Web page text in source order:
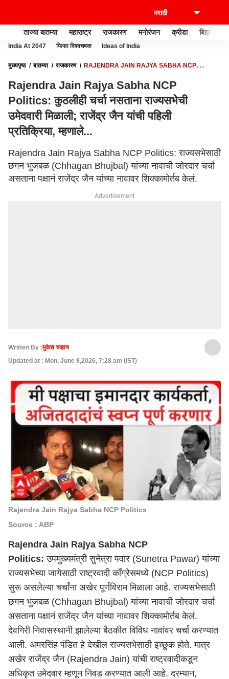
ताज्या बातम्या महाराष्ट्र राजकारण मनोरंजन क्रीडा बिझनेस
India At 2047 फिफा विश्वचषक Ideas of India
मुख्यपृष्ठ बातम्या राजकारण
RAJENDRA JAIN RAJYA SABHA NCP
प्रतिक्रिया, म्हणाले...
Rajendra Jain Rajya Sabha NCP
Politics: कुठलीही चर्चा नसताना राज्यसभेची
उमेदवारी मिळाली; राजेंद्र जैन यांची पहिली
प्रतिक्रिया, म्हणाले...
Rajendra Jain Rajya Sabha NCP Politics: राज्यसभेसाठी
छगन भुजबळ (Chhagan Bhujbal) यांच्या नावाची जोरदार चर्चा
असताना पक्षानं राजेंद्र जैन यांच्या नावावर शिक्कामोर्तब केलं.
Advertisement
Written By :मुकेश चव्हाण
Updated at : Mon, June 8,2026, 7:28 am (IST)
Rajendra Jain Rajya Sabha NCP Politics
Source : ABP
Rajendra Jain Rajya Sabha NCP
Politics: उपमुख्यमंत्री सुनेत्रा पवार (Sunetra Pawar) यांच्या
राज्यसभेच्या जागेसाठी राष्ट्रवादी काँग्रेसमध्ये (NCP Politics)
सुरू असलेल्या चर्चांना अखेर पूर्णविराम मिळाला आहे. राज्यसभेसाठी
छगन भुजबळ (Chhagan Bhujbal) यांच्या नावाची जोरदार चर्चा
असताना पक्षानं राजेंद्र जैन यांच्या नावावर शिक्कामोर्तब केलं.
देवगिरी निवासस्थानी झालेल्या बैठकीत विविध नावांवर चर्चा करण्यात
आली. अमरसिंह पंडित हे देखील राज्यसभेसाठी इच्छुक होते. मात्र
अखेर राजेंद्र जैन (Rajendra Jain) यांची राष्ट्रवादीकडून
अधिकृत उमेदवार म्हणून निवड करण्यात आली आहे. दरम्यान,